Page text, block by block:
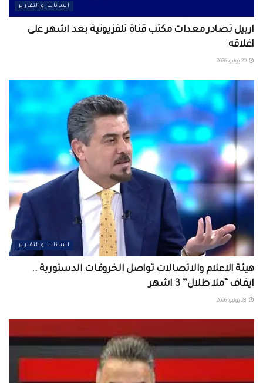
البيانات والتقارير
اربيل تصادر معدات مكتب قناة تلفزيونية بعد اشهر على
اغلاقه
البيانات والتقارير
هيئة الاعلام والاتصالات تواصل الخروقات الدستورية ..
ايقاف “ملا طلال” 3 اشهر